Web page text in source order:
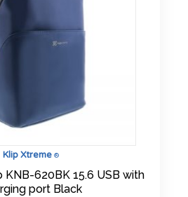
Klip Xtreme ®
KNB-620BK 15.6 USB with
port Black